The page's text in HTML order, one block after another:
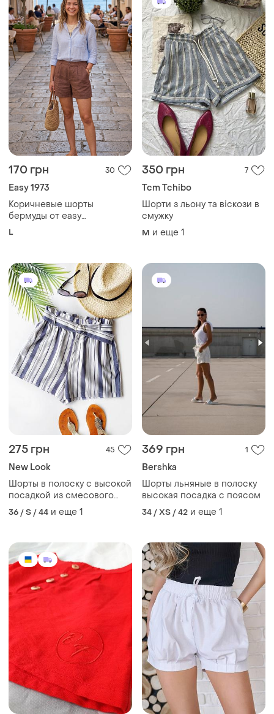
170 грн 30
Easy 1973
Коричневые шорты
бермуды от easy
выполнены из натурального
на резинке
L
350 грн 7
Tcm Tchibo
Шорти з льону та віскози в
смужку
M и еще 1
275 грн 45
New Look
Шорты в полоску с высокой
посадкой из смесового
льна new look.
36 / S / 44 и еще 1
369 грн 1
Bershka
Шорты льняные в полоску
высокая посадка с поясом
34 / XS / 42 и еще 1